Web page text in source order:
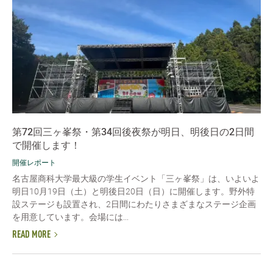
第72回三ヶ峯祭・第34回後夜祭が明日、明後日の2日間
で開催します！
開催レポート
名古屋商科大学最大級の学生イベント「三ヶ峯祭」は、いよいよ
明日10月19日（土）と明後日20日（日）に開催します。野外特
設ステージも設置され、2日間にわたりさまざまなステージ企画
を用意しています。会場には...
READ MORE